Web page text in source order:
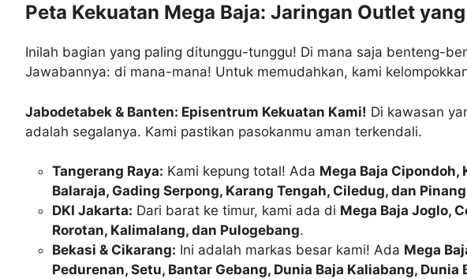
Peta Kekuatan Mega Baja: Jaringan Outlet
Inilah bagian yang paling ditunggu-tunggu! Di mana saja benteng-
Jawabannya: di mana-mana! Untuk memudahkan, kami
Jabodetabek & Banten: Episentrum Kekuatan Kami! Di kawasan
adalah segalanya. Kami pastikan pasokanmu aman terkendali.
Tangerang Raya: Kami kepung total! Ada Mega Baja Cipondoh,
Balaraja, Gading Serpong, Karang Tengah, Ciledug, dan Pinang
DKI Jakarta: Dari barat ke timur, kami ada di Mega Baja Joglo,
Rorotan, Kalimalang, dan Pulogebang.
Bekasi & Cikarang: Ini adalah markas besar kami! Ada Mega
Pedurenan, Setu, Bantar Gebang, Dunia Baja Kaliabang,